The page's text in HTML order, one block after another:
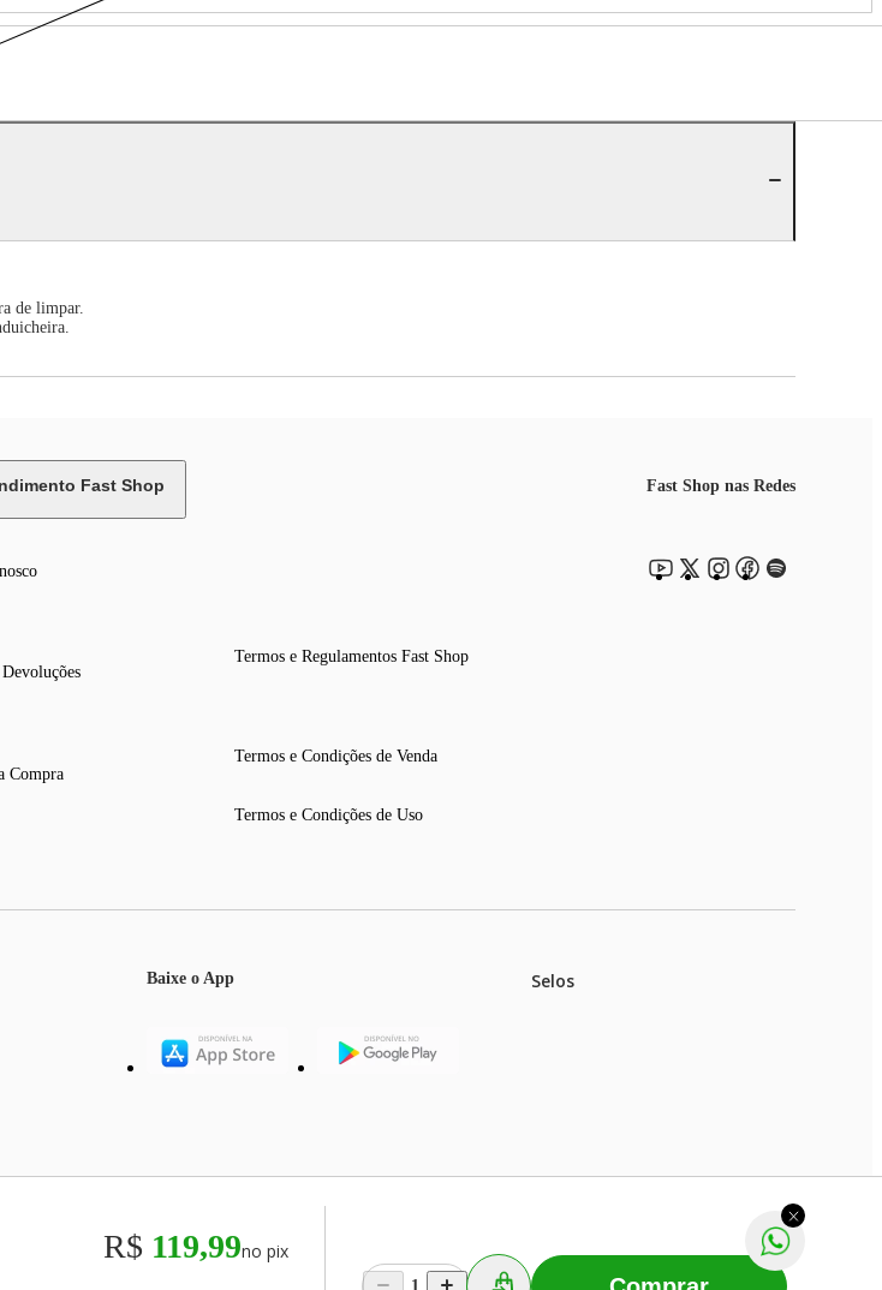
R$ 119,99no pix
1
de limpar.
Fast Shop
Compra
Termos e Regulamentos Fast Shop
Termos e Condições de Venda
Termos e Condições de Uso
Fast Shop nas Redes
Baixe o App Selos
para compras efetuadas no site, podendo diferir na rede de lojas físicas.
comerciais estão sujeitos a alteração sem aviso prévio. Fast Shop S. A. CNPJ: 43.708.379/0001-